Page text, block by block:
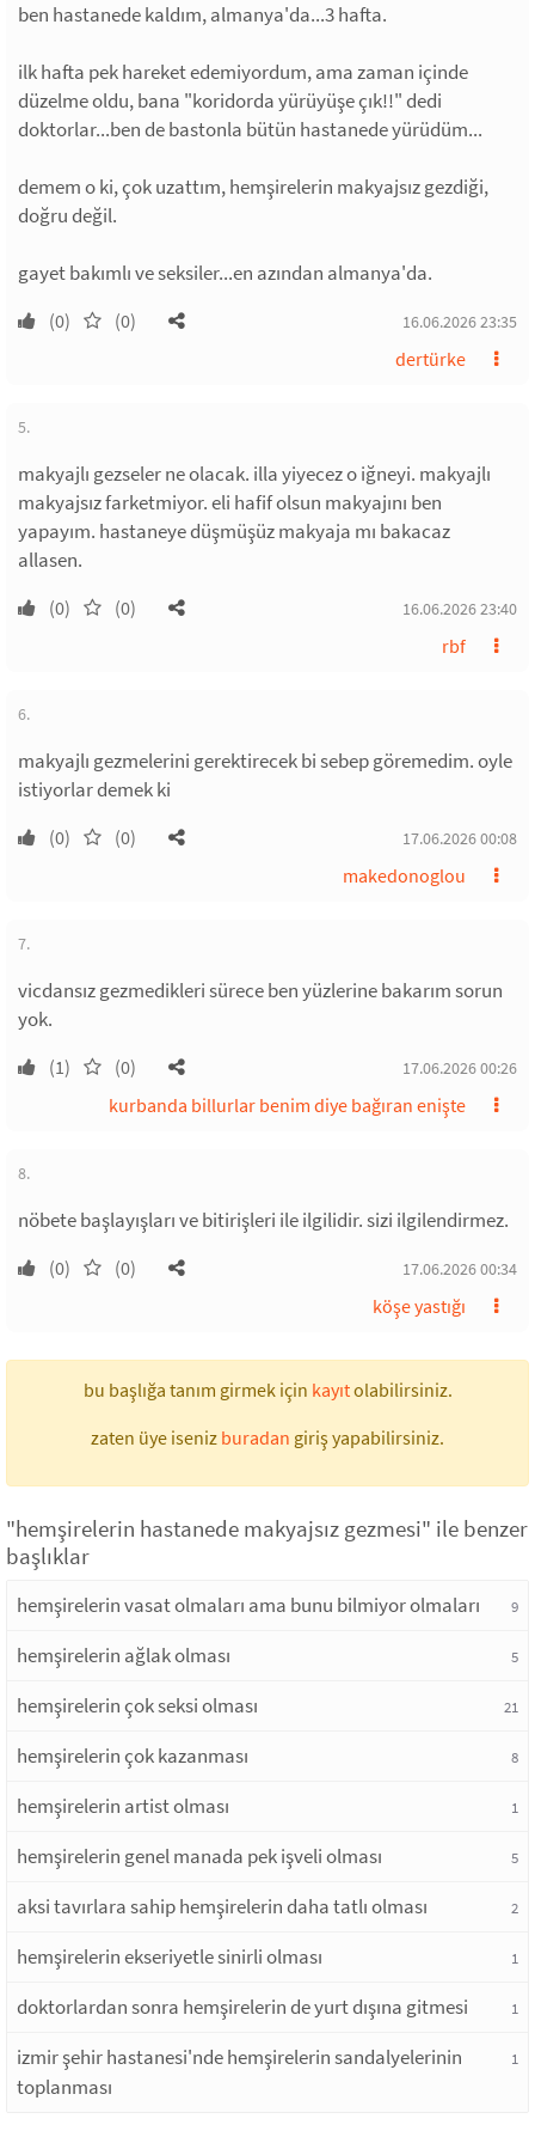
ben hastanede kaldım, almanya'da...3 hafta.
ilk hafta pek hareket edemiyordum, ama zaman içinde
düzelme oldu, bana "koridorda yürüyüşe çık!!" dedi
doktorlar...ben de bastonla bütün hastanede yürüdüm...
demem o ki, çok uzattım, hemşirelerin makyajsız gezdiği,
doğru değil.
gayet bakımlı ve seksiler...en azından almanya'da.
(0) (0) 16.06.2026 23:35
dertürke
5.
makyajlı gezseler ne olacak. illa yiyecez o iğneyi. makyajlı
makyajsız farketmiyor. eli hafif olsun makyajını ben
yapayım. hastaneye düşmüşüz makyaja mı bakacaz
allasen.
(0) (0) 16.06.2026 23:40
rbf
6.
makyajlı gezmelerini gerektirecek bi sebep göremedim. oyle
istiyorlar demek ki
(0) (0) 17.06.2026 00:08
makedonoglou
7.
vicdansız gezmedikleri sürece ben yüzlerine bakarım sorun
yok.
(1) (0) 17.06.2026 00:26
kurbanda billurlar benim diye bağıran enişte
8.
nöbete başlayışları ve bitirişleri ile ilgilidir. sizi ilgilendirmez.
(0) (0) 17.06.2026 00:34
köşe yastığı
bu başlığa tanım girmek için kayıtolabilirsiniz.
zaten üye iseniz buradan giriş yapabilirsiniz.
"hemşirelerin hastanede makyajsız gezmesi" ile benzer
başlıklar
hemşirelerin vasat olmaları ama bunu bilmiyor olmaları 9
hemşirelerin ağlak olması 5
hemşirelerin çok seksi olması 21
hemşirelerin çok kazanması 8
hemşirelerin artist olması 1
hemşirelerin genel manada pek işveli olması 5
aksi tavırlara sahip hemşirelerin daha tatlı olması 2
hemşirelerin ekseriyetle sinirli olması 1
doktorlardan sonra hemşirelerin de yurt dışına gitmesi 1
izmir şehir hastanesi'nde hemşirelerin sandalyelerinin
toplanması
1